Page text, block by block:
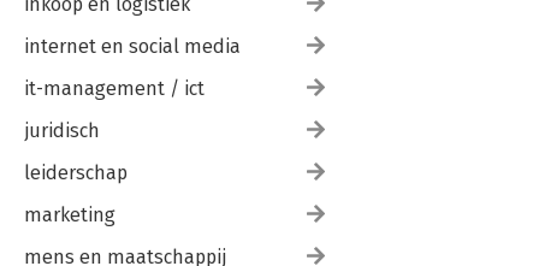
internet en social media
it-management / ict
juridisch
leiderschap
marketing
mens en maatschappij